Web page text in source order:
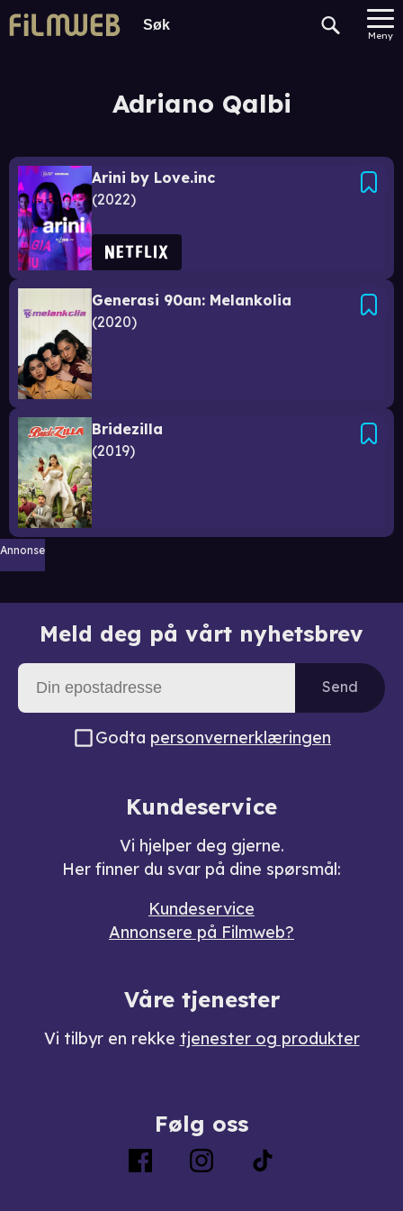
Meny
Adriano Qalbi
Arini by Love.inc
2022
Generasi 90an: Melankolia
2020
Bridezilla
2019
Annonse
Meld deg på vårt nyhetsbrev
Send
Godta personvernerklæringen
Kundeservice
Vi hjelper deg gjerne.
Her finner du svar på dine spørsmål:
Kundeservice
Annonsere på Filmweb?
Våre tjenester
Vi tilbyr en rekke tjenester og produkter
Følg oss